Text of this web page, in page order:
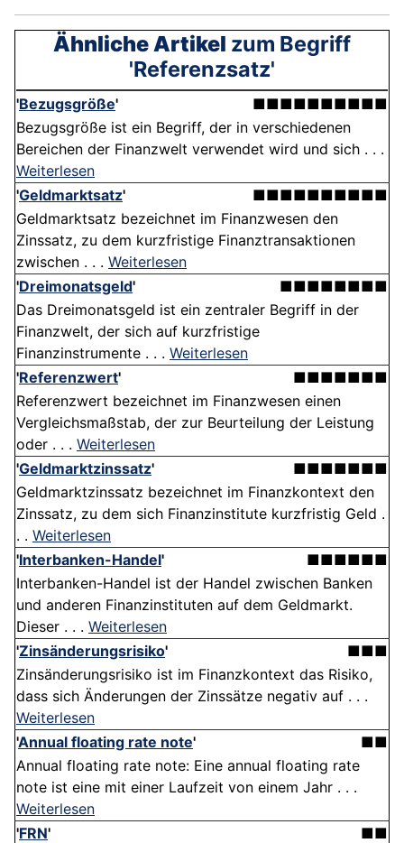
Ähnliche Artikel zum Begriff
'Referenzsatz'
'Bezugsgröße'
■■■■■■■■■■
Bezugsgröße ist ein Begriff, der in verschiedenen
Bereichen der Finanzwelt verwendet wird und sich . . .
Weiterlesen
'Geldmarktsatz'
■■■■■■■■■■
Geldmarktsatz bezeichnet im Finanzwesen den
Zinssatz, zu dem kurzfristige Finanztransaktionen
zwischen . . . Weiterlesen
'Dreimonatsgeld'
■■■■■■■■
Das Dreimonatsgeld ist ein zentraler Begriff in der
Finanzwelt, der sich auf kurzfristige
Finanzinstrumente . . . Weiterlesen
'Referenzwert'
■■■■■■■
Referenzwert bezeichnet im Finanzwesen einen
Vergleichsmaßstab, der zur Beurteilung der Leistung
oder . . . Weiterlesen
'Geldmarktzinssatz'
■■■■■■■
Geldmarktzinssatz bezeichnet im Finanzkontext den
Zinssatz, zu dem sich Finanzinstitute kurzfristig Geld .
. . Weiterlesen
'Interbanken-Handel'
■■■■■■
Interbanken-Handel ist der Handel zwischen Banken
und anderen Finanzinstituten auf dem Geldmarkt.
Dieser . . . Weiterlesen
'Zinsänderungsrisiko'
■■■
Zinsänderungsrisiko ist im Finanzkontext das Risiko,
dass sich Änderungen der Zinssätze negativ auf . . .
Weiterlesen
'Annual floating rate note'
■■
Annual floating rate note: Eine annual floating rate
note ist eine mit einer Laufzeit von einem Jahr . . .
Weiterlesen
'FRN' ■■